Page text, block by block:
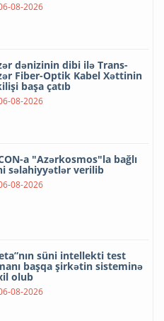
08-2026
dənizinin dibi ilə Trans-
Fiber-Optik Kabel Xəttinin
başa çatıb
08-2026
a "Azərkosmos"la bağlı
səlahiyyətlər verilib
08-2026
süni intellekti test
başqa şirkətin sisteminə
olub
08-2026